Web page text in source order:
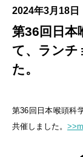
2024年3月18日
第36回日本
て、ランチ
た。
第36回日本喉頭科
共催しました。